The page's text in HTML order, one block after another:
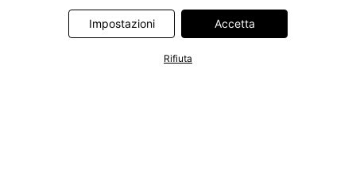
Information Technologies UK Limited. Ulteriori informazioni sul
trattamento dei dati da parte di questi partner sono disponibili
accessibile anche tramite un link nel banner.
Impostazioni Accetta
Rifiuta